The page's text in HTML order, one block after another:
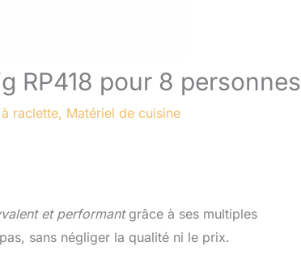
RP418 pour 8 personnes
raclette, Matériel de cuisine
et performantgrâce à ses multiples
sans négliger la qualité ni le prix.